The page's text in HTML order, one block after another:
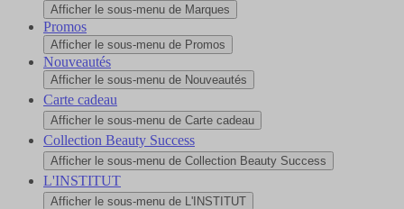
Afficher le sous-menu de Marques
Promos
Afficher le sous-menu de Promos
Nouveautés
Afficher le sous-menu de Nouveautés
Carte cadeau
Afficher le sous-menu de Carte cadeau
Collection Beauty Success
Afficher le sous-menu de Collection Beauty Success
L'INSTITUT
Afficher le sous-menu de L'INSTITUT